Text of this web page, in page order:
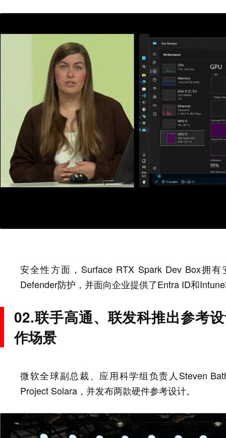
安全性方面，Surface RTX Spark Dev Box拥
Defender防护，并面向企业提供了Entra ID和
02.联手高通、联发科推出参考
作场景
微软全球副总裁、应用科学组负责人Steven
Project Solara，并发布两款硬件参考设计。